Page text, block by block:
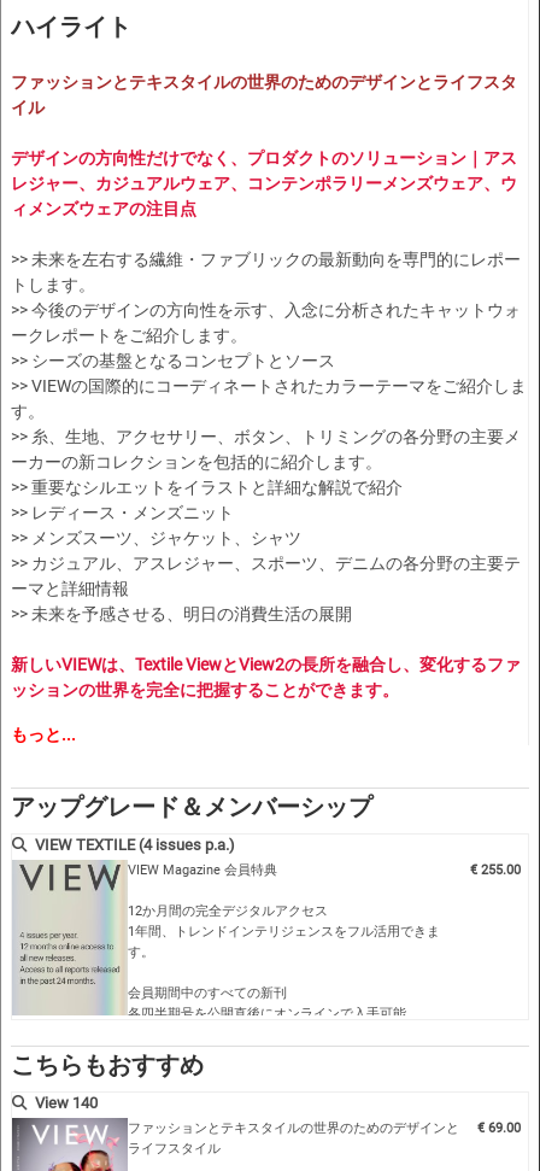
ハイライト
ファッションとテキスタイルの世界のためのデザインとライフスタ
イル
デザインの方向性だけでなく、プロダクトのソリューション｜アス
レジャー、カジュアルウェア、コンテンポラリーメンズウェア、ウ
ィメンズウェアの注目点
>> 未来を左右する繊維・ファブリックの最新動向を専門的にレポー
トします。
>> 今後のデザインの方向性を示す、入念に分析されたキャットウォ
ークレポートをご紹介します。
>> シーズの基盤となるコンセプトとソース
>> VIEWの国際的にコーディネートされたカラーテーマをご紹介しま
す。
>> 糸、生地、アクセサリー、ボタン、トリミングの各分野の主要メ
ーカーの新コレクションを包括的に紹介します。
>> 重要なシルエットをイラストと詳細な解説で紹介
>> レディース・メンズニット
>> メンズスーツ、ジャケット、シャツ
>> カジュアル、アスレジャー、スポーツ、デニムの各分野の主要テ
ーマと詳細情報
>> 未来を予感させる、明日の消費生活の展開
新しいVIEWは、Textile ViewとView2の長所を融合し、変化するファ
ッションの世界を完全に把握することができます。
>> 幅広い読者（マーケティング、デザイナー、メーカー、小売業
理的な製品ソリューションによる予測。
>> メーカーや小売業者が、市場が本当に求める製品を設計し、製造
し、販売するために役立つ、実用的で刺激的な情報が明確に示され
ています。
>> ファッションコンセプトを責任あるエコロジーな方法で提供でき
るシステムを模索し、連携させる。
>> 再生品、リサイクル品、再使用品、持続可能な製品に対する新し
い消費者の関心を、現代的で魅力的な製品に変換すること。
>> 性別、季節、世代を超えたアイデア＞。
VIEW 141 | S/S 2024
もっと...
アップグレード＆メンバーシップ
VIEW TEXTILE (4 issues p.a.)
VIEW Magazine 会員特典
12か月間の完全デジタルアクセス
1年間、トレンドインテリジェンスをフル活用できま
す。
会員期間中のすべての新刊
各四半期号を公開直後にオンラインで入手可能。
過去24か月のデジタルアーカイブアクセス
過去2年間の詳細分析：シーズントレンド、スタイル進
€ 255.00
こちらもおすすめ
View 140
ファッションとテキスタイルの世界のためのデザインと
ライフスタイル
€ 69.00